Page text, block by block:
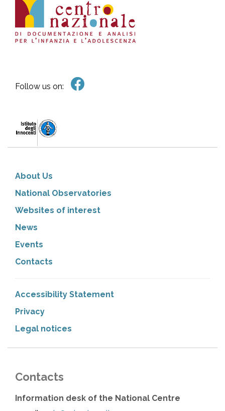
Follow us on:
About Us
National Observatories
Websites of interest
News
Events
Contacts
Accessibility Statement
Privacy
Legal notices
Contacts
Information desk of the National Centre